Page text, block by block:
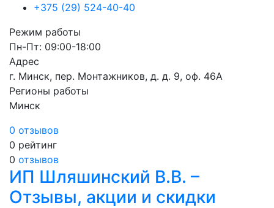
+375 (29) 524-40-40
Режим работы
Пн-Пт: 09:00-18:00
Адрес
г. Минск, пер. Монтажников, д. д. 9, оф. 46А
Регионы работы
Минск
0 отзывов
0 рейтинг
0 отзывов
ИП Шляшинский В.В. –
Отзывы, акции и скидки